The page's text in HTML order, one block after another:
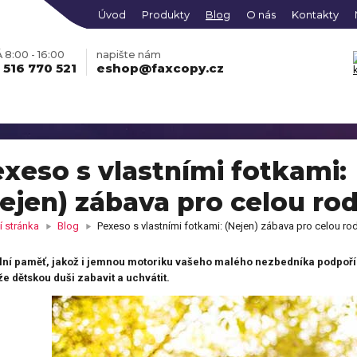
Úvod Produkty Blog O nás Kontakty
8:00 - 16:00
770 521
napište nám
eshop@faxcopy.cz
na plátně z Vašich
Fotohodiny na plátně se
skrytým rámem
KLASIK vícedílný
Fotoobraz PREMIUM
AKRYL
Fotodekorace na hliníkové
desce
ONLINE
košilka s vlastním
ONLINE
EDITOR
Dětské body s potiskem
s fotkami
z fotky
s vlastním potiskem,
nebo jménem
Pokladnička s potiskem
s vlastním potiskem
Fotomagnetky s vlastní
fotografií
s vlastními fotkami:
zábava pro celou
stránka Blog Pexeso s vlastními fotkami: (Nejen) zábava pro celou
paměť, jakož i jemnou motoriku vašeho malého nezbedníka
dětskou duši zabavit a uchvátit.